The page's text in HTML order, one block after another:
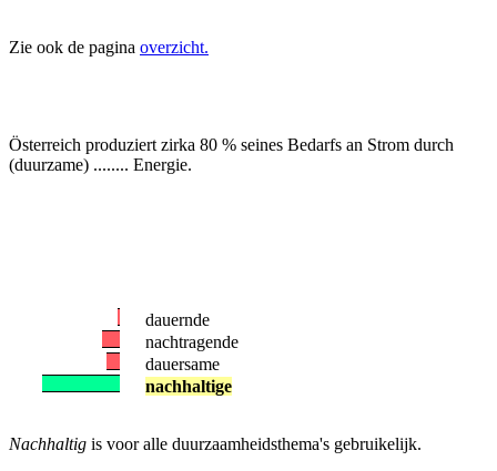
Zie ook de pagina overzicht.
Österreich produziert zirka 80 % seines Bedarfs an Strom durch
(duurzame) ........ Energie.
dauernde
nachtragende
dauersame
nachhaltige
Nachhaltig is voor alle duurzaamheidsthema's gebruikelijk.